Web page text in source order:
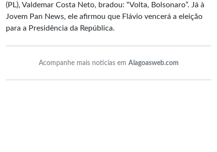
(PL), Valdemar Costa Neto, bradou: “Volta, Bolsonaro”. Já à
Jovem Pan News, ele afirmou que Flávio vencerá a eleição
para a Presidência da República.
Acompanhe mais notícias em Alagoasweb.com